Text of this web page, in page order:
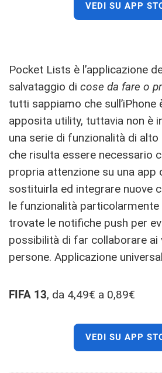
VEDI SU APP
Pocket Lists è l’applicazione
salvataggio di cose da fare o
tutti sappiamo che sull’iPhone
apposita utility, tuttavia non è
una serie di funzionalità di alto
che risulta essere necessario
propria attenzione su una app
sostituirla ed integrare nuove
le funzionalità
trovate le notifiche push per
possibilità di far collaborare ai
persone. Applicazione
FIFA 13, da 4,49€ a 0,89€
VEDI SU APP